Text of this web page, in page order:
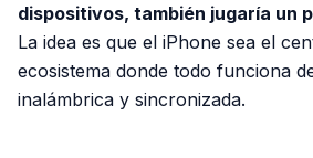
dispositivos, también jugaría un
La idea es que el iPhone sea el
ecosistema donde todo funciona
inalámbrica y sincronizada.